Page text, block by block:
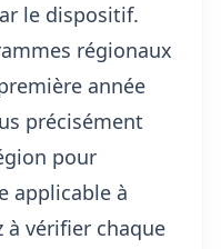
le dispositif.
régionaux
année
précisément
pour
applicable à
vérifier chaque